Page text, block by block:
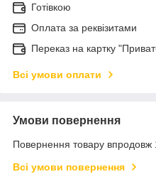
Готівкою
Оплата за реквізитами
Переказ на картку
Всі умови оплати
Умови повернення
Повернення товару впродовж
Всі умови повернення